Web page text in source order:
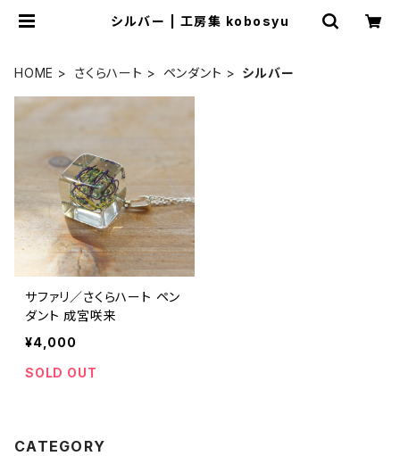
シルバー | 工房集 kobosyu
HOME さくらハート ペンダント シルバー
サファリ／さくらハート ペン
ダント 成宮咲来
¥4,000
SOLD OUT
CATEGORY